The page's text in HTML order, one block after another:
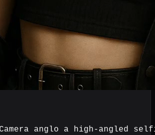
Camera anglo a high-angled